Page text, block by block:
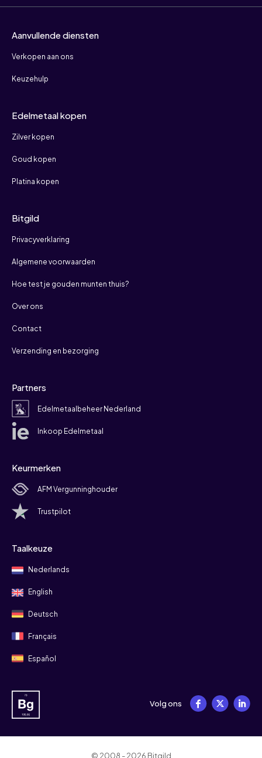
Aanvullende diensten
Verkopen aan ons
Keuzehulp
Edelmetaal kopen
Zilver kopen
Goud kopen
Platina kopen
Bitgild
Privacyverklaring
Algemene voorwaarden
Hoe test je gouden munten thuis?
Over ons
Contact
Verzending en bezorging
Partners
Edelmetaalbeheer Nederland
Inkoop Edelmetaal
Keurmerken
AFM Vergunninghouder
Trustpilot
Taalkeuze
Nederlands
English
Deutsch
Français
Español
Volg ons
© 2008 - 2026 Bitgild